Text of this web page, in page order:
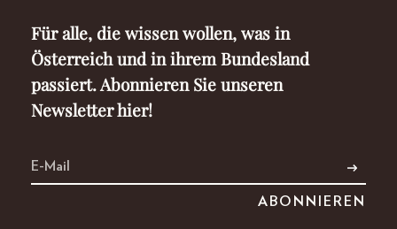
Für alle, die wissen wollen, was in
Österreich und in ihrem Bundesland
passiert. Abonnieren Sie unseren
Newsletter hier!